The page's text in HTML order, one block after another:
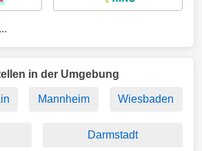
in der Umgebung
Mannheim Wiesbaden
Darmstadt